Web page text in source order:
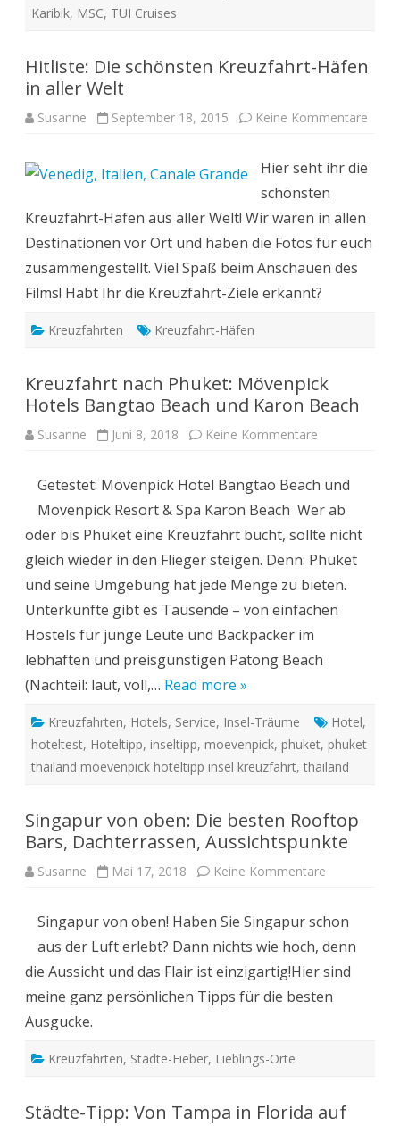
Karibik, MSC, TUI Cruises
Hitliste: Die schönsten Kreuzfahrt-Häfen
in aller Welt
Susanne September 18, 2015 Keine Kommentare
Hier seht ihr die
schönsten
Kreuzfahrt-Häfen aus aller Welt! Wir waren in allen
Destinationen vor Ort und haben die Fotos für euch
zusammengestellt. Viel Spaß beim Anschauen des
Films! Habt Ihr die Kreuzfahrt-Ziele erkannt?
Kreuzfahrten Kreuzfahrt-Häfen
Kreuzfahrt nach Phuket: Mövenpick
Hotels Bangtao Beach und Karon Beach
Susanne Juni 8, 2018 Keine Kommentare
Mövenpick
Hotels
Bangtao
Beach
und
Karon
Beach
Getestet: Mövenpick Hotel Bangtao Beach und
Mövenpick Resort & Spa Karon Beach Wer ab
oder bis Phuket eine Kreuzfahrt bucht, sollte nicht
gleich wieder in den Flieger steigen. Denn: Phuket
und seine Umgebung hat jede Menge zu bieten.
Unterkünfte gibt es Tausende – von einfachen
Hostels für junge Leute und Backpacker im
lebhaften und preisgünstigen Patong Beach
(Nachteil: laut, voll,… Read more »
Kreuzfahrten, Hotels, Service, Insel-Träume Hotel,
hoteltest, Hoteltipp, inseltipp, moevenpick, phuket, phuket
thailand moevenpick hoteltipp insel kreuzfahrt, thailand
Singapur von oben: Die besten Rooftop
Bars, Dachterrassen, Aussichtspunkte
Susanne Mai 17, 2018 Keine Kommentare
Die
besten
Rooftop
Bars,
Singapur von oben! Haben Sie Singapur schon
aus der Luft erlebt? Dann nichts wie hoch, denn
die Aussicht und das Flair ist einzigartig!Hier sind
meine ganz persönlichen Tipps für die besten
Ausgucke.
Kreuzfahrten, Städte-Fieber, Lieblings-Orte
Städte-Tipp: Von Tampa in Florida auf